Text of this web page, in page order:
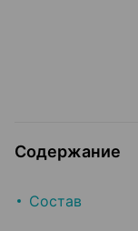
Содержание
Состав